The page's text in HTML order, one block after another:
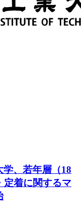
、若年層（18
定着に関するマ